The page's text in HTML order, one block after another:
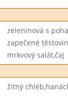
zeleninová s
zapečené
mrkvový salát,čaj
žitný